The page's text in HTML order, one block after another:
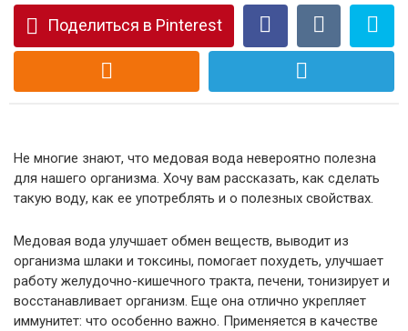
Поделиться в Pinterest
Не многие знают, что медовая вода невероятно полезна
для нашего организма. Хочу вам рассказать, как сделать
такую воду, как ее употреблять и о полезных свойствах.
Медовая вода улучшает обмен веществ, выводит из
организма шлаки и токсины, помогает похудеть, улучшает
работу желудочно-кишечного тракта, печени, тонизирует и
восстанавливает организм. Еще она отлично укрепляет
иммунитет: что особенно важно. Применяется в качестве